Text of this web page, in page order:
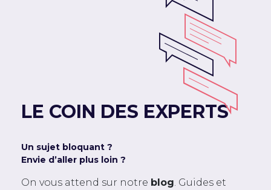
LE COIN DES EXPERTS
Un sujet bloquant ?
Envie d’aller plus loin ?
On vous attend sur notre blog . Guides et